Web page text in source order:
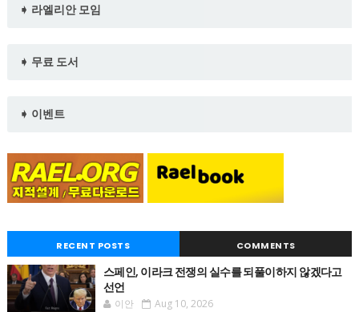
➧ 라엘리안 모임
➧ 무료 도서
➧ 이벤트
RECENT POSTS COMMENTS
스페인, 이라크 전쟁의 실수를 되풀이하지 않겠다고
선언
이안 Aug 10, 2026